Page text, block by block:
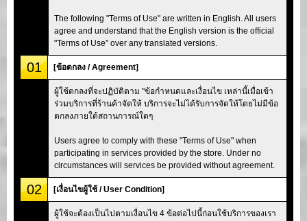
Okinawa
The following "Terms of Use" are written in English. All users
agree and understand that the English version is the official
"Terms of Use" over any translated versions.
01 [ข้อตกลง / Agreement]
ผู้ใช้ตกลงที่จะปฏิบัติตาม "ข้อกำหนดและเงื่อนไข เหล่านี้เมื่อเข้า
ร่วมบริการที่ร้านค้าจัดให้ บริการจะไม่ได้รับการจัดให้โดยไม่มีข้อ
ตกลงภายใต้สถานการณ์ใดๆ
Users agree to comply with these "Terms of Use" when
participating in services provided by the store. Under no
circumstances will services be provided without agreement.
02 [เงื่อนไขผู้ใช้ / User Condition]
ผู้ใช้จะต้องเป็นไปตามเงื่อนไข 4 ข้อต่อไปนี้ก่อนใช้บริการของเรา